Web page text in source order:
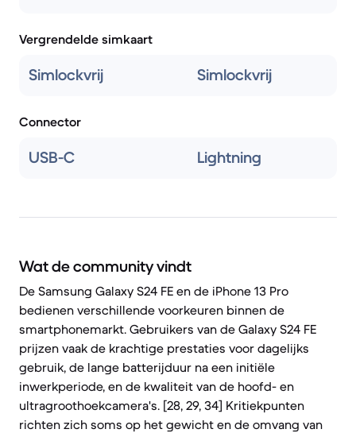
Vergrendelde simkaart
Simlockvrij Simlockvrij
Connector
USB-C Lightning
Wat de community vindt
De Samsung Galaxy S24 FE en de iPhone 13 Pro
bedienen verschillende voorkeuren binnen de
smartphonemarkt. Gebruikers van de Galaxy S24 FE
prijzen vaak de krachtige prestaties voor dagelijks
gebruik, de lange batterijduur na een initiële
inwerkperiode, en de kwaliteit van de hoofd- en
ultragroothoekcamera's. [28, 29, 34] Kritiekpunten
richten zich soms op het gewicht en de omvang van